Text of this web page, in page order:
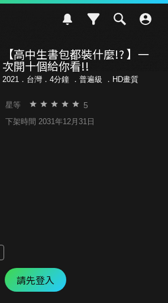
【高中生書包都裝什麼!? 】一
次開十個給你看!!
2021．台灣．4分鐘 ． 普遍級 ．HD畫質
星等 5
下架時間 2031年12月31日
請先登入